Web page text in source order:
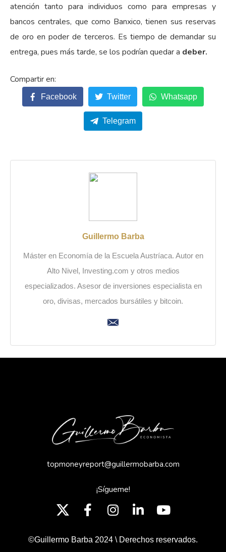
atención tanto para individuos como para empresas y
bancos centrales, que como Banxico, tienen sus reservas
de oro en poder de terceros. Es tiempo de demandar su
entrega, pues más tarde, se los podrían quedar a deber.
Facebook Twitter Whatsapp
Telegram
Guillermo Barba
Máster en Economía de la Escuela Austríaca. Autor en
Alto Nivel, Investing.com y otros medios
especializados. Asesor de inversiones especialista en
oro, divisas, mercados bursátiles y bitcoin.
topmoneyreport@guillermobarba.com
¡Sígueme!
©Guillermo Barba 2024 \ Derechos reservados.